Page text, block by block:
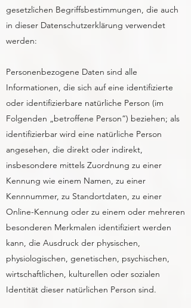
gesetzlichen Begriffsbestimmungen, die auch
in dieser Datenschutzerklärung verwendet
werden:
Personenbezogene Daten sind alle
Informationen, die sich auf eine identifizierte
oder identifizierbare natürliche Person (im
Folgenden „betroffene Person“) beziehen; als
identifizierbar wird eine natürliche Person
angesehen, die direkt oder indirekt,
insbesondere mittels Zuordnung zu einer
Kennung wie einem Namen, zu einer
Kennnummer, zu Standortdaten, zu einer
Online-Kennung oder zu einem oder mehreren
besonderen Merkmalen identifiziert werden
kann, die Ausdruck der physischen,
physiologischen, genetischen, psychischen,
wirtschaftlichen, kulturellen oder sozialen
Identität dieser natürlichen Person sind.